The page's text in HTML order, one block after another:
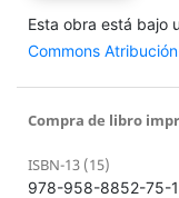
Esta obra está bajo
Commons
Compra de libro
ISBN-13 (15)
978-958-8852-75-1